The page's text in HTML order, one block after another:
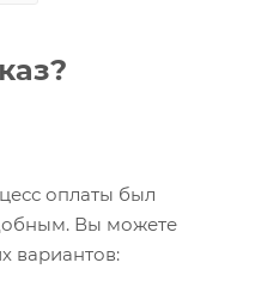
оплаты был
Вы можете
вариантов: